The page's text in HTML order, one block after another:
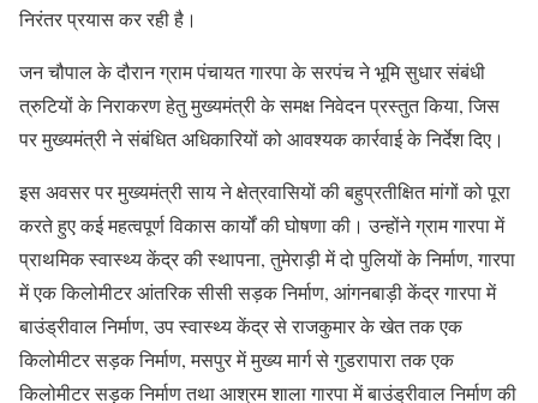
निरंतर प्रयास कर रही है।
जन चौपाल के दौरान ग्राम पंचायत गारपा के सरपंच ने भूमि सुधार संबंधी
त्रुटियों के निराकरण हेतु मुख्यमंत्री के समक्ष निवेदन प्रस्तुत किया, जिस
पर मुख्यमंत्री ने संबंधित अधिकारियों को आवश्यक कार्रवाई के निर्देश दिए।
इस अवसर पर मुख्यमंत्री साय ने क्षेत्रवासियों की बहुप्रतीक्षित मांगों को पूरा
करते हुए कई महत्वपूर्ण विकास कार्यों की घोषणा की। उन्होंने ग्राम गारपा में
प्राथमिक स्वास्थ्य केंद्र की स्थापना, तुमेराड़ी में दो पुलियों के निर्माण, गारपा
में एक किलोमीटर आंतरिक सीसी सड़क निर्माण, आंगनबाड़ी केंद्र गारपा में
बाउंड्रीवाल निर्माण, उप स्वास्थ्य केंद्र से राजकुमार के खेत तक एक
किलोमीटर सड़क निर्माण, मसपुर में मुख्य मार्ग से गुडरापारा तक एक
किलोमीटर सड़क निर्माण तथा आश्रम शाला गारपा में बाउंड्रीवाल निर्माण की